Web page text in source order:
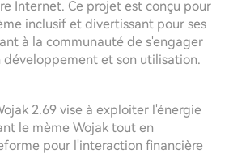
Internet. Ce projet est conçu pour
inclusif et divertissant pour ses
à la communauté de s'engager
développement et son utilisation.
2.69 vise à exploiter l'énergie
le mème Wojak tout en
pour l'interaction financière